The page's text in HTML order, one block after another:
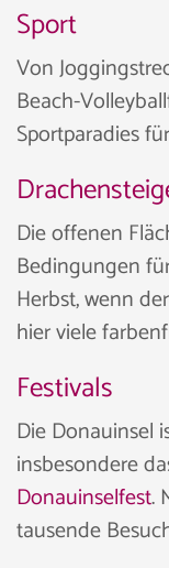
Sport
Von
Beach-
Sportparadies
Die offenen
Bedingungen
Herbst, wenn
hier viele
Festivals
Die Donauinsel
insbesondere
Donauinselfest.
tausende